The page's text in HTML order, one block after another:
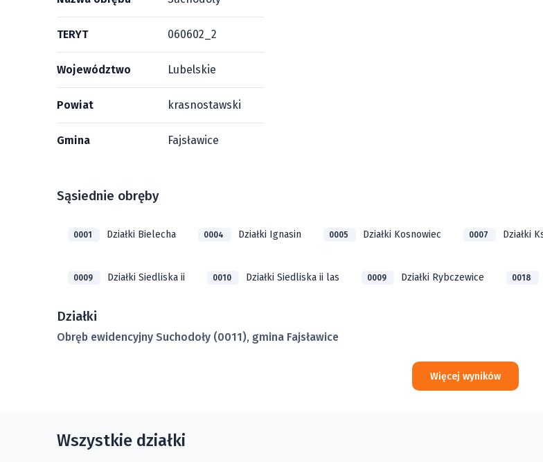
TERYT 060602_2
Województwo Lubelskie
Powiat krasnostawski
Gmina Fajsławice
Sąsiednie obręby
0001 Działki Bielecha 0004 Działki Ignasin 0005 Działki Kosnowiec 0007 Działki
0009 Działki Siedliska ii 0010 Działki Siedliska ii las 0009 Działki Rybczewice 0018
Działki
Obręb ewidencyjny Suchodoły (0011), gmina Fajsławice
Więcej wyników
Wszystkie działki